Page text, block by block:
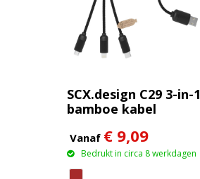
SCX.design C29 3-in-1
bamboe kabel
Vanaf € 9,09
Bedrukt in circa 8 werkdagen